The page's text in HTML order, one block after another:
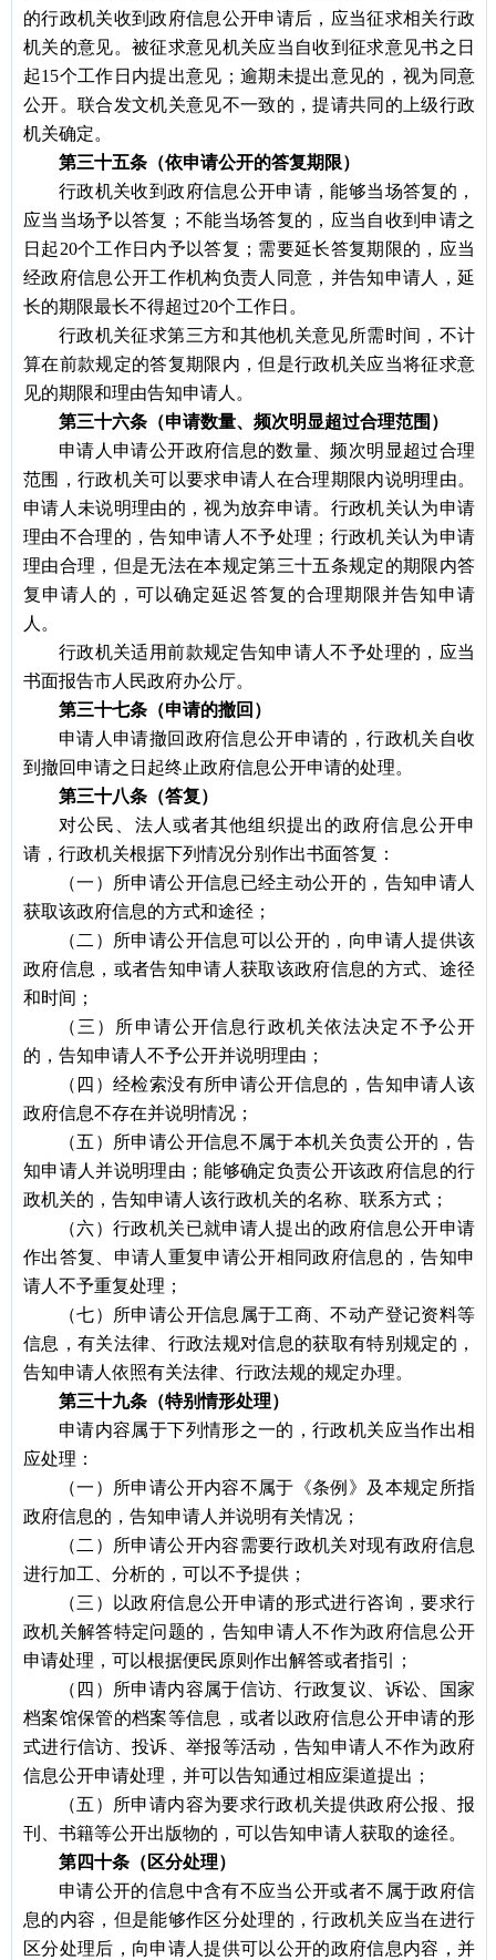
的行政机关收到政府信息公开申请后，应当征求相关行政
机关的意见。被征求意见机关应当自收到征求意见书之日
起15个工作日内提出意见；逾期未提出意见的，视为同意
公开。联合发文机关意见不一致的，提请共同的上级行政
机关确定。
第三十五条（依申请公开的答复期限）
行政机关收到政府信息公开申请，能够当场答复的，
应当当场予以答复；不能当场答复的，应当自收到申请之
日起20个工作日内予以答复；需要延长答复期限的，应当
经政府信息公开工作机构负责人同意，并告知申请人，延
长的期限最长不得超过20个工作日。
行政机关征求第三方和其他机关意见所需时间，不计
算在前款规定的答复期限内，但是行政机关应当将征求意
见的期限和理由告知申请人。
第三十六条（申请数量、频次明显超过合理范围）
申请人申请公开政府信息的数量、频次明显超过合理
范围，行政机关可以要求申请人在合理期限内说明理由。
申请人未说明理由的，视为放弃申请。行政机关认为申请
理由不合理的，告知申请人不予处理；行政机关认为申请
理由合理，但是无法在本规定第三十五条规定的期限内答
复申请人的，可以确定延迟答复的合理期限并告知申请
人。
行政机关适用前款规定告知申请人不予处理的，应当
书面报告市人民政府办公厅。
第三十七条（申请的撤回）
申请人申请撤回政府信息公开申请的，行政机关自收
到撤回申请之日起终止政府信息公开申请的处理。
第三十八条（答复）
对公民、法人或者其他组织提出的政府信息公开申
请，行政机关根据下列情况分别作出书面答复：
（一）所申请公开信息已经主动公开的，告知申请人
获取该政府信息的方式和途径；
（二）所申请公开信息可以公开的，向申请人提供该
政府信息，或者告知申请人获取该政府信息的方式、途径
和时间；
（三）所申请公开信息行政机关依法决定不予公开
的，告知申请人不予公开并说明理由；
（四）经检索没有所申请公开信息的，告知申请人该
政府信息不存在并说明情况；
（五）所申请公开信息不属于本机关负责公开的，告
知申请人并说明理由；能够确定负责公开该政府信息的行
政机关的，告知申请人该行政机关的名称、联系方式；
（六）行政机关已就申请人提出的政府信息公开申请
作出答复、申请人重复申请公开相同政府信息的，告知申
请人不予重复处理；
（七）所申请公开信息属于工商、不动产登记资料等
信息，有关法律、行政法规对信息的获取有特别规定的，
告知申请人依照有关法律、行政法规的规定办理。
第三十九条（特别情形处理）
申请内容属于下列情形之一的，行政机关应当作出相
应处理：
（一）所申请公开内容不属于《条例》及本规定所指
政府信息的，告知申请人并说明有关情况；
（二）所申请公开内容需要行政机关对现有政府信息
进行加工、分析的，可以不予提供；
（三）以政府信息公开申请的形式进行咨询，要求行
政机关解答特定问题的，告知申请人不作为政府信息公开
申请处理，可以根据便民原则作出解答或者指引；
（四）所申请内容属于信访、行政复议、诉讼、国家
档案馆保管的档案等信息，或者以政府信息公开申请的形
式进行信访、投诉、举报等活动，告知申请人不作为政府
信息公开申请处理，并可以告知通过相应渠道提出；
（五）所申请内容为要求行政机关提供政府公报、报
刊、书籍等公开出版物的，可以告知申请人获取的途径。
第四十条（区分处理）
申请公开的信息中含有不应当公开或者不属于政府信
息的内容，但是能够作区分处理的，行政机关应当在进行
区分处理后，向申请人提供可以公开的政府信息内容，并